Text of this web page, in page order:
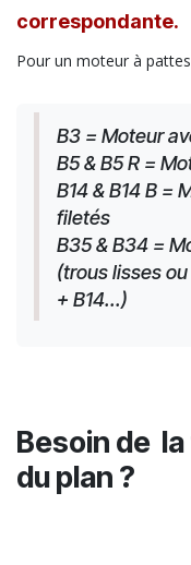
correspondante.
Pour un moteur à
B3 = Moteur
B5 & B5 R =
B14 & B14 B =
filetés
B35 & B34 =
(trous lisses
+ B14...)
Besoin de
du plan ?